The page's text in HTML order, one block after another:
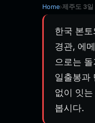
Home›제주도 3일
한국 본
경관, 에
으로는
일출봉과
없이 잇
봅시다.